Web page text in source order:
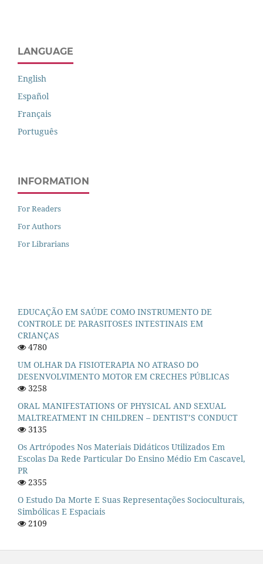
LANGUAGE
English
Español
Français
Português
INFORMATION
For Readers
For Authors
For Librarians
EDUCAÇÃO EM SAÚDE COMO INSTRUMENTO DE
CONTROLE DE PARASITOSES INTESTINAIS EM
CRIANÇAS
4780
UM OLHAR DA FISIOTERAPIA NO ATRASO DO
DESENVOLVIMENTO MOTOR EM CRECHES PÚBLICAS
3258
ORAL MANIFESTATIONS OF PHYSICAL AND SEXUAL
MALTREATMENT IN CHILDREN – DENTIST’S CONDUCT
3135
Os Artrópodes Nos Materiais Didáticos Utilizados Em
Escolas Da Rede Particular Do Ensino Médio Em Cascavel,
PR
2355
O Estudo Da Morte E Suas Representações Socioculturais,
Simbólicas E Espaciais
2109